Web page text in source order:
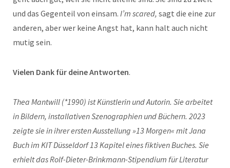
und das Gegenteil von einsam. I’m scared, sagt die eine zur
anderen, aber wer keine Angst hat, kann halt auch nicht
mutig sein.
Vielen Dank für deine Antworten.
Thea Mantwill (*1990) ist Künstlerin und Autorin. Sie arbeitet
in Bildern, installativen Szenographien und Büchern. 2023
zeigte sie in ihrer ersten Ausstellung »13 Morgen« mit Jana
Buch im KIT Düsseldorf 13 Kapitel eines fiktiven Buches. Sie
erhielt das Rolf-Dieter-Brinkmann-Stipendium für Literatur